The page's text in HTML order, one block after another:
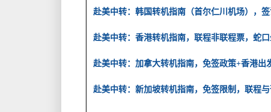
赴美中转：韩国转机指南（首尔仁川机场），
赴美中转：香港转机指南，联程非联程票，蛇
赴美中转：加拿大转机指南，免签政策+香港出
赴美中转：新加坡转机指南，免签限制，联程